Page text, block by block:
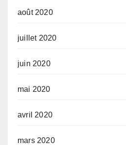
août 2020
juillet 2020
juin 2020
mai 2020
avril 2020
mars 2020